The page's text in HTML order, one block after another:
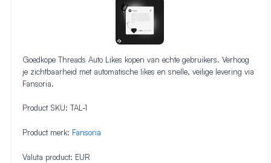
Goedkope Threads Auto Likes kopen van echte gebruikers. Verhoog
je zichtbaarheid met automatische likes en snelle, veilige levering via
Fansoria.
Product SKU: TAL-1
Product merk: Fansoria
Valuta product: EUR